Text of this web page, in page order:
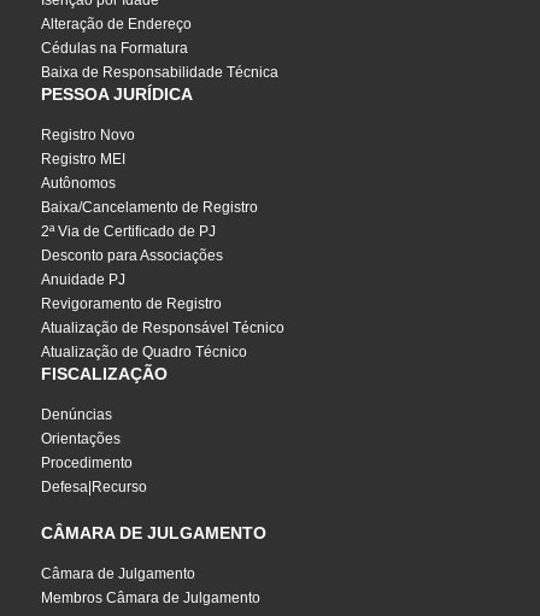
Alteração de Endereço
Cédulas na Formatura
Baixa de Responsabilidade Técnica
PESSOA JURÍDICA
Registro Novo
Registro MEI
Autônomos
Baixa/Cancelamento de Registro
2ª Via de Certificado de PJ
Desconto para Associações
Anuidade PJ
Revigoramento de Registro
Atualização de Responsável Técnico
Atualização de Quadro Técnico
FISCALIZAÇÃO
Denúncias
Orientações
Procedimento
Defesa|Recurso
CÂMARA DE JULGAMENTO
Câmara de Julgamento
Membros Câmara de Julgamento